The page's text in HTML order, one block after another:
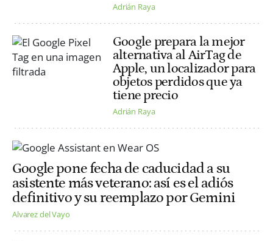
Adrián Raya
Google prepara la mejor
alternativa al AirTag de
Apple, un localizador para
objetos perdidos que ya
tiene precio
Adrián Raya
Google pone fecha de caducidad a su
asistente más veterano: así es el adiós
definitivo y su reemplazo por Gemini
Alvarez del Vayo